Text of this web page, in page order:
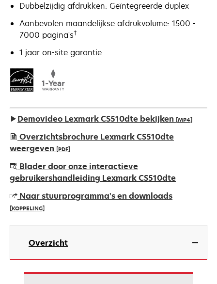
Dubbelzijdig afdrukken: Geïntegreerde duplex
Aanbevolen maandelijkse afdrukvolume: 1500 -
7000 pagina's†
1 jaar on-site garantie
Demovideo Lexmark CS510dte bekijken [MP4]
Overzichtsbrochure Lexmark CS510dte
weergeven [PDF]
opens
in
new
tab
Blader door onze interactieve
gebruikershandleiding Lexmark CS510dte
Naar stuurprogramma's en downloads
[KOPPELING]
opens
new
Overzicht